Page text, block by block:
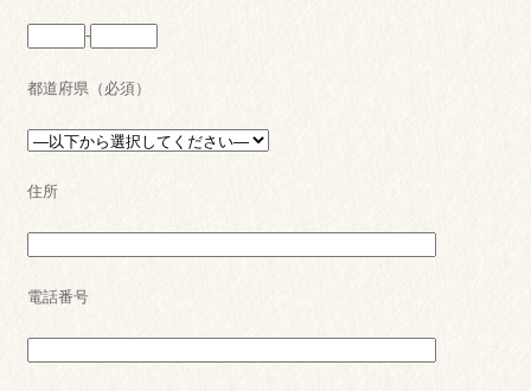
-
都道府県（必須）
住所
電話番号